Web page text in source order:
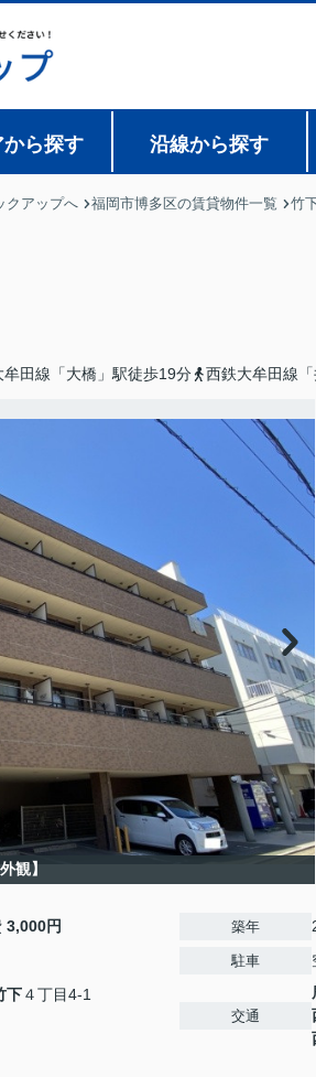
から探す 沿線から探す
クアップへ 福岡市博多区の賃貸物件一覧 竹
牟田線「大橋」駅徒歩19分 西鉄大牟田線
外観】
3,000円
下４丁目4-1
築年
駐車
交通